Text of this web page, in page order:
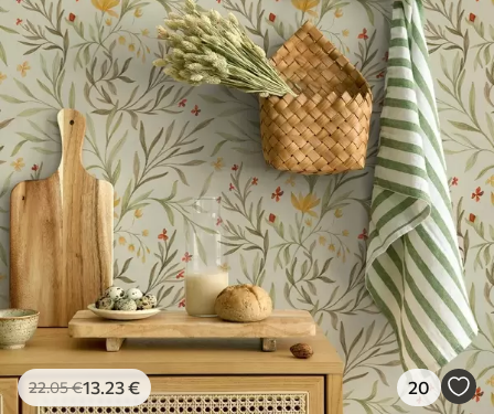
22.05€13.23€ 20